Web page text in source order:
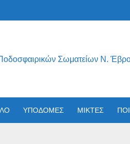
Σωματείων Ν.
ΥΠΟΔΟΜΕΣ ΜΙΚΤΕΣ